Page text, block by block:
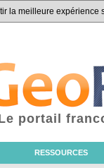
la meilleure
RESSOURCES
portail